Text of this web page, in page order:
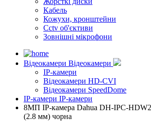
Кабель
Кожухи, кронштейни
Cctv об'єктиви
Зовнішні мікрофони
Відеокамери Відеокамери
IP-камери
Відеокамери HD-CVI
Відеокамери SpeedDome
IP-камери IP-камери
8МП IP-камера Dahua DH-IPC-
(2.8 мм) чорна